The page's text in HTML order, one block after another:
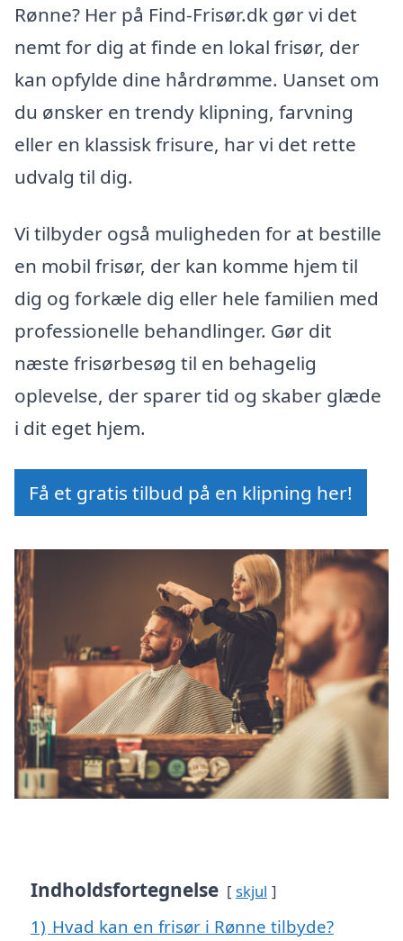
Rønne? Her på Find-Frisør.dk gør vi det
nemt for dig at finde en lokal frisør, der
kan opfylde dine hårdrømme. Uanset om
du ønsker en trendy klipning, farvning
eller en klassisk frisure, har vi det rette
udvalg til dig.
Vi tilbyder også muligheden for at bestille
en mobil frisør, der kan komme hjem til
dig og forkæle dig eller hele familien med
professionelle behandlinger. Gør dit
næste frisørbesøg til en behagelig
oplevelse, der sparer tid og skaber glæde
i dit eget hjem.
Få et gratis tilbud på en klipning her!
Indholdsfortegnelse skjul
1) Hvad kan en frisør i Rønne tilbyde?